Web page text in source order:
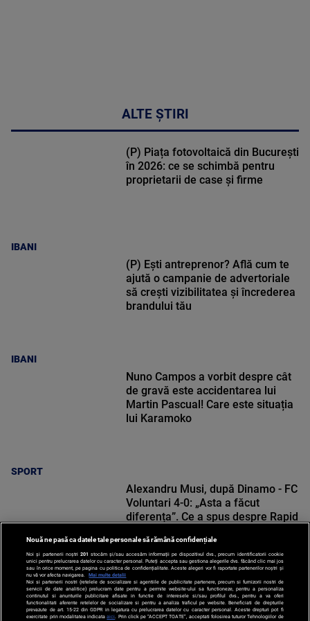
ALTE ȘTIRI
IBANI
(P) Piața fotovoltaică din București
în 2026: ce se schimbă pentru
proprietarii de case și firme
IBANI
(P) Ești antreprenor? Află cum te
ajută o campanie de advertoriale
să crești vizibilitatea și încrederea
brandului tău
SPORT
Nuno Campos a vorbit despre cât
de gravă este accidentarea lui
Martin Pascual! Care este situația
lui Karamoko
SPORT
Alexandru Musi, după Dinamo - FC
Voluntari 4-0: „Asta a făcut
diferența”. Ce a spus despre Rapid
Nouă ne pasă ca datele tale personale să rămână confidențiale
Noi și partenerii noștri 201 stocăm și/sau accesăm informații pe dispozitivul dvs., precum identificatorii cookie
unici pentru prelucrarea datelor cu caracter personal. Puteți accepta sau gestiona alegerile dvs. făcând clic mai jos
sau în orice moment, pe pagina cu politica de confidențialitate. Aceste alegeri vor fi raportate partenerilor noștri și
nu vă vor afecta navigarea.
Mai multe detalii
Noi si partenerii nostri (retelele de socializare si agentiile de publicitate partenere, precum si furnizorii nostri de
servicii de date analitice) prelucram date pentru a permite website-ului sa functioneze, pentru a personaliza
continutul si anunturile publicitare afisate in functie de interesele si/sau profilul dvs., pentru a va oferi
functionalitati aferente retelelor de socializare si pentru a analiza traficul pe website. Beneficiati de drepturile
prevazute de art. 15-22 din GDPR in legatura cu prelucrarea datelor cu caracter personal. Aceste drepturi pot fi
exercitate prin modalitatea indicataaici . Prin click pe “ACCEPT TOATE”, acceptati folosirea tuturor Tehnologiilor de